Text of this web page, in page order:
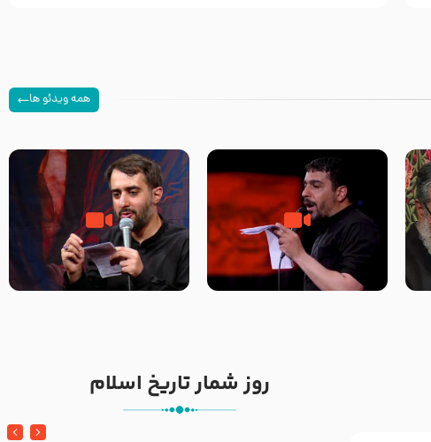
همه ویدئو ها
تک ، عبّاس، صاحب دل‌هاست –
حاج حنیف طاهری – عزاداری شب
من غلام نوکراتم من عاشق
کربلاتم – شور زمینه – شب هفتم
روز شمار تاریخ اسلام